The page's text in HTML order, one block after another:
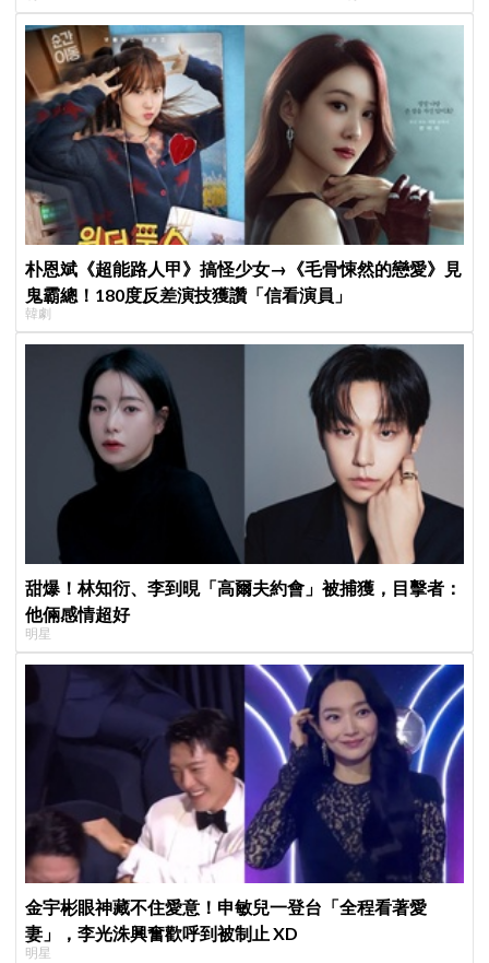
朴恩斌《超能路人甲》搞怪少女→《毛骨悚然的戀愛》見
鬼霸總！180度反差演技獲讚「信看演員」
韓劇
甜爆！林知衍、李到晛「高爾夫約會」被捕獲，目擊者：
他倆感情超好
明星
金宇彬眼神藏不住愛意！申敏兒一登台「全程看著愛
妻」，李光洙興奮歡呼到被制止 XD
明星